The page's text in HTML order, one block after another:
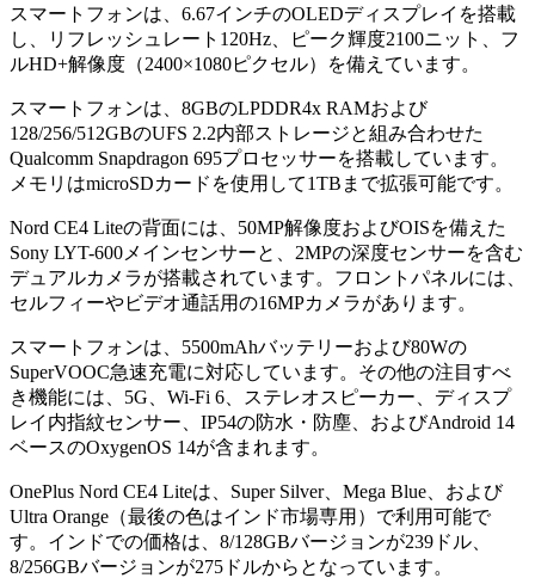
スマートフォンは、6.67インチのOLEDディスプレイを搭載
し、リフレッシュレート120Hz、ピーク輝度2100ニット、フ
ルHD+解像度（2400×1080ピクセル）を備えています。
スマートフォンは、8GBのLPDDR4x RAMおよび
128/256/512GBのUFS 2.2内部ストレージと組み合わせた
Qualcomm Snapdragon 695プロセッサーを搭載しています。
メモリはmicroSDカードを使用して1TBまで拡張可能です。
Nord CE4 Liteの背面には、50MP解像度およびOISを備えた
Sony LYT-600メインセンサーと、2MPの深度センサーを含む
デュアルカメラが搭載されています。フロントパネルには、
セルフィーやビデオ通話用の16MPカメラがあります。
スマートフォンは、5500mAhバッテリーおよび80Wの
SuperVOOC急速充電に対応しています。その他の注目すべ
き機能には、5G、Wi-Fi 6、ステレオスピーカー、ディスプ
レイ内指紋センサー、IP54の防水・防塵、およびAndroid 14
ベースのOxygenOS 14が含まれます。
OnePlus Nord CE4 Liteは、Super Silver、Mega Blue、および
Ultra Orange（最後の色はインド市場専用）で利用可能で
す。インドでの価格は、8/128GBバージョンが239ドル、
8/256GBバージョンが275ドルからとなっています。